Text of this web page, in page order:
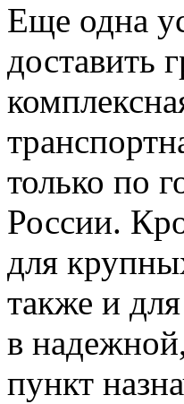
Еще одна
доставить
только по
России.
для
также и
в
пункт